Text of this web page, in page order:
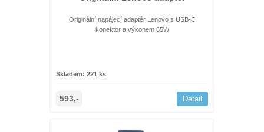
Originální napájecí adaptér Lenovo s USB-C
konektor a výkonem 65W
Skladem: 221 ks
593,- Detail